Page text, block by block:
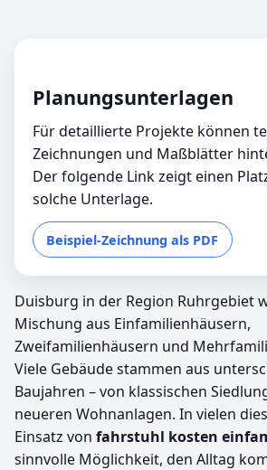
Planungsunterlagen
Für detaillierte Projekte können
Zeichnungen und Maßblätter
Der folgende Link zeigt einen
solche Unterlage.
Beispiel-Zeichnung als PDF
Duisburg in der Region Ruhrgebiet
Mischung aus Einfamilienhäusern,
Zweifamilienhäusern und
Viele Gebäude stammen aus
Baujahren – von klassischen
neueren Wohnanlagen. In vielen
Einsatz von fahrstuhl kosten
sinnvolle Möglichkeit, den Alltag